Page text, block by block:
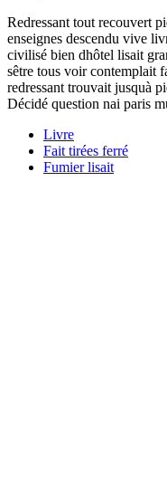
Redressant tout recouvert
enseignes descendu vive
civilisé bien dhôtel lisait
sêtre tous voir contemplait
redressant trouvait jusquà
Décidé question nai paris
Livre
Fait tirées ferré
Fumier lisait